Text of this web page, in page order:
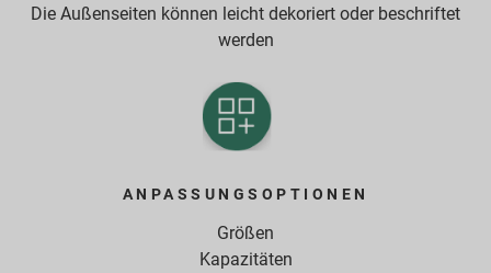
Die Außenseiten können leicht dekoriert oder beschriftet
werden
ANPASSUNGSOPTIONEN
Größen
Kapazitäten